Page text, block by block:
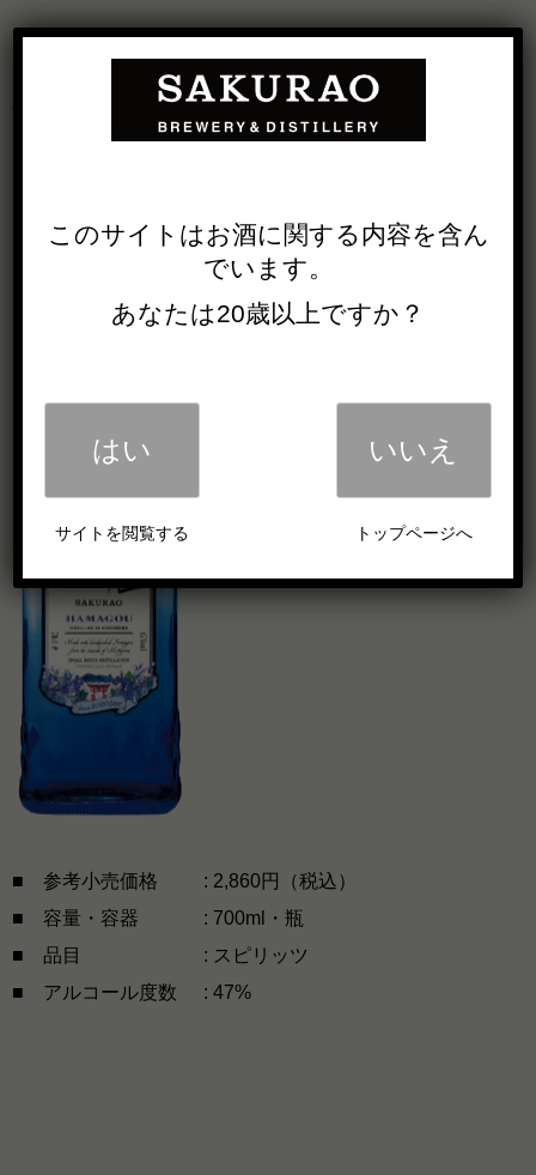
古くから、その爽やかな香りで親しまれてきたハマゴウ。
広島県の宮島に自生するハマゴウを厳選したボタニカルに
■ 参考小売価格
: 2,860円（税込）
■ 容量・容器
: 700ml・瓶
■ 品目
: スピリッツ
■ アルコール度数
: 47%
このサイトは お酒に関する内容を含ん
でいます。
あなたは20歳以上ですか？
はい
サイトを閲覧する
いいえ
トップページへ